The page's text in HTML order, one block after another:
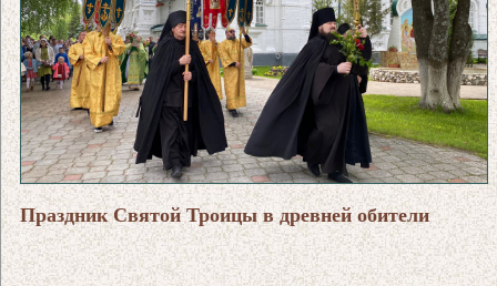
Праздник Святой Троицы в древней обители